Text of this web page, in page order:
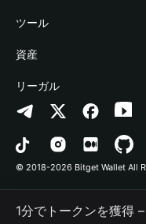
暗号資産ニュース
Help Center
お問い合わせ
ブランドリソース
キャリア
Payfi Crypto
Crypto Swap API
Altcoin Season Index
Prediction Markets
DApp
RWA
ウォレットを接続
Bitget Wallet Pay
プロジェクトを掲載
保護基金
セキュリティ技術
ツール
暗号資産を購入
認証検出
コントラクト検出
一括送金
資産
Arbitrum
Avalanche
Bitcoin
Polygon
リーガル
プライバシーポリシー
利用規約
© 2018-2026 Bitget Wallet All
1分でトークンを獲得